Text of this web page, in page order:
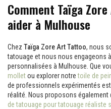
Comment Taïga
aider à Mulhouse
Chez Taïga Zore Art Tattoo, nous
tatouage et nous nous engageons
personnalisées à Mulhouse. Que
molletou explorer notretoile de
de professionnels expérimentés
réalité. Nous proposons également
de tatouage pour tatouage réaliste